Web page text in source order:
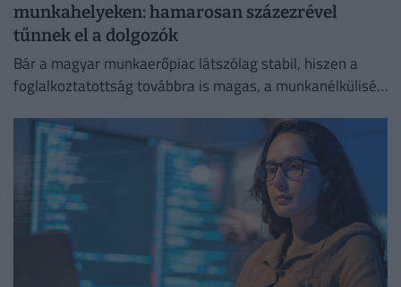
munkahelyeken: hamarosan százezrével
tűnnek el a dolgozók
Bár a magyar munkaerőpiac látszólag stabil, hiszen a
foglalkoztatottság továbbra is magas, a munkanélküliség